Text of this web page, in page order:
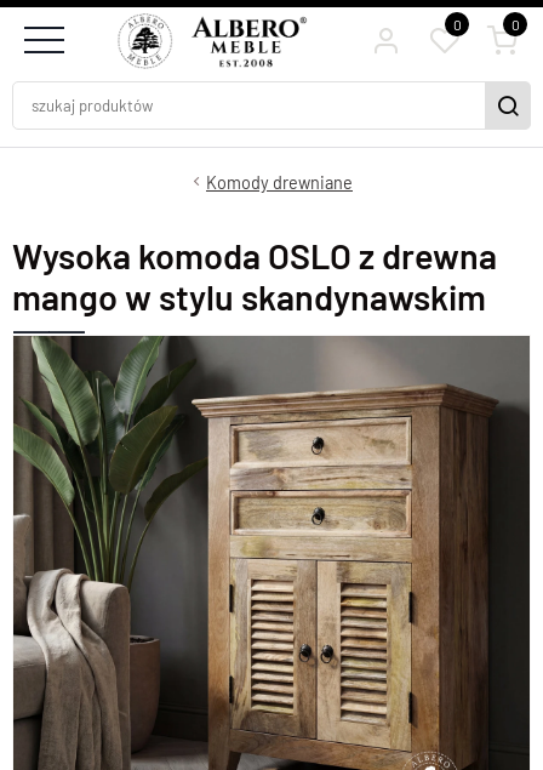
0 0
Komody drewniane
Wysoka komoda OSLO z drewna
mango w stylu skandynawskim